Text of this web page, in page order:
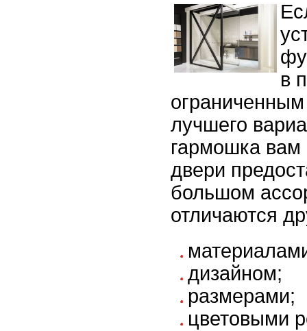
в
лучшего
гармошка вам
двери
большом
отличаются
дизайном;
размерами;
цветовыми